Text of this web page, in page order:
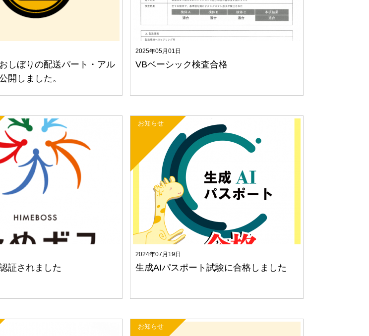
しぼりの配送パート・アル
開しました。
2025年05月01日
VBベーシック検査合格
証されました
2024年07月19日
生成AIパスポート試験に合格しました